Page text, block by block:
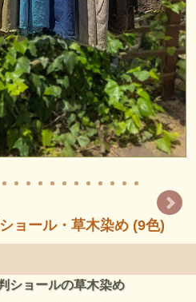
ョール・草木染め (9色)
ショールの草木染め